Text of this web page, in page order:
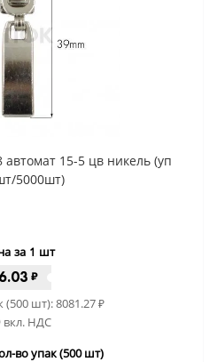
автомат 15-5 цв никель (уп
5000шт)
за 1 шт
₽
(500 шт):8081.27₽
вкл. НДС
во упак (500 шт)